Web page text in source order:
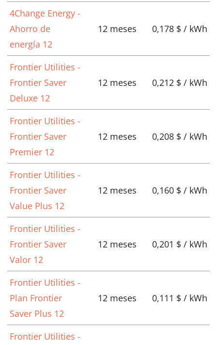
4Change Energy -
Ahorro de
energía 12
12 meses 0,178 $ / kWh
Frontier Utilities -
Frontier Saver
Deluxe 12
12 meses 0,212 $ / kWh
Frontier Utilities -
Frontier Saver
Premier 12
12 meses 0,208 $ / kWh
Frontier Utilities -
Frontier Saver
Value Plus 12
12 meses 0,160 $ / kWh
Frontier Utilities -
Frontier Saver
Valor 12
12 meses 0,201 $ / kWh
Frontier Utilities -
Plan Frontier
Saver Plus 12
12 meses 0,111 $ / kWh
Frontier Utilities -